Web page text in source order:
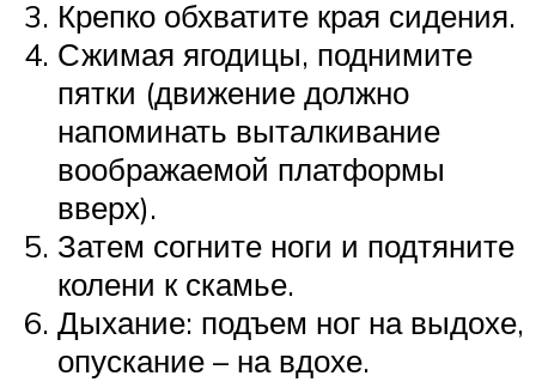
Крепко обхватите края сидения.
Сжимая ягодицы, поднимите
пятки (движение должно
напоминать выталкивание
воображаемой платформы
вверх).
Затем согните ноги и подтяните
колени к скамье.
Дыхание: подъем ног на выдохе,
опускание – на вдохе.